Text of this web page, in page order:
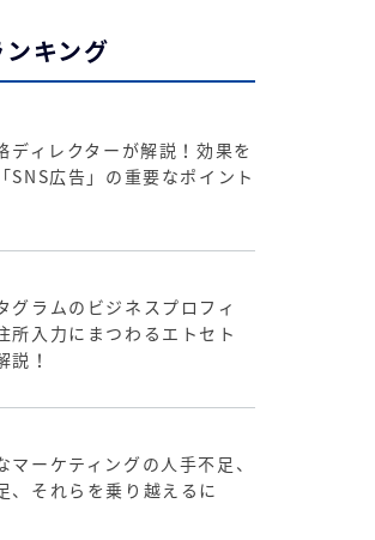
キング
ディレクターが解説！効果を
SNS広告」の重要なポイント
グラムのビジネスプロフィ
所入力にまつわるエトセト
説！
マーケティングの人手不足、
、それらを乗り越えるに